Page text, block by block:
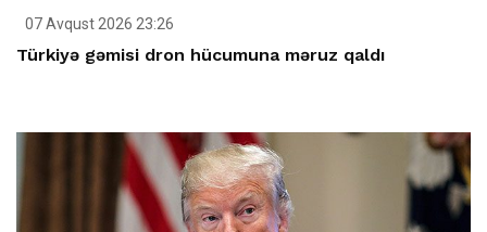
07 Avqust 2026 23:26
Türkiyə gəmisi dron hücumuna məruz qaldı